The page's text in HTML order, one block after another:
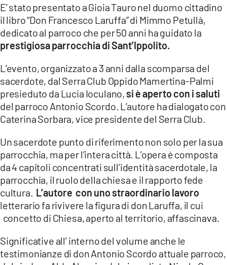
LaC
Network
LACTV.IT
LACONAIR.IT
LACITYMAG.IT
ILREGGINO.IT
COSENZACHANNEL.IT
ILVIBONESE.IT
CATANZAROCHANNEL.IT
App
E’ stato presentato a Gioia Tauro nel duomo cittadino
il libro “Don Francesco Laruffa” di Mimmo Petullà,
dedicato al parroco che per 50 anni ha guidato la
prestigiosa parrocchia di Sant’Ippolito.
L’evento, organizzato a 3 anni dalla scomparsa del
sacerdote, dal Serra Club Oppido Mamertina-Palmi
presieduto da Lucia Ioculano, si è aperto con i saluti
del parroco Antonio Scordo. L’autore ha dialogato con
Caterina Sorbara, vice presidente del Serra Club.
Un sacerdote punto di riferimento non solo per la sua
parrocchia, ma per l’intera città. L’opera è composta
da 4 capitoli concentrati sull’identità sacerdotale, la
parrocchia, il ruolo della chiesa e il rapporto fede
cultura. L’autore con uno straordinario lavoro
letterario fa rivivere la figura di don Laruffa, il cui
concetto di Chiesa, aperto al territorio, affascinava.
Significative all’ interno del volume anche le
testimonianze di don Antonio Scordo attuale parroco,